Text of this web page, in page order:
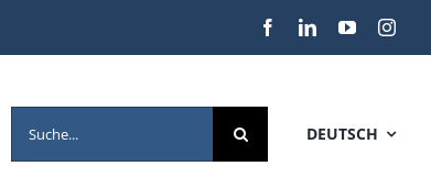
DEUTSCH